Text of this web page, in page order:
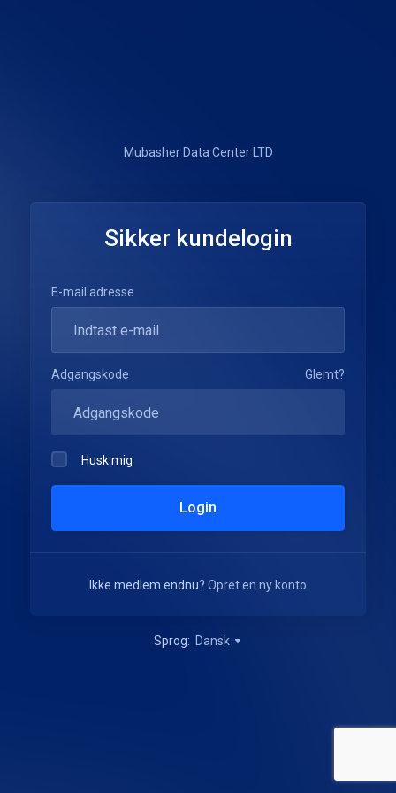
Mubasher Data Center LTD
Sikker kundelogin
E-mail adresse
Adgangskode Glemt?
Husk mig
Login
Ikke medlem endnu? Opret en ny konto
Sprog: Dansk